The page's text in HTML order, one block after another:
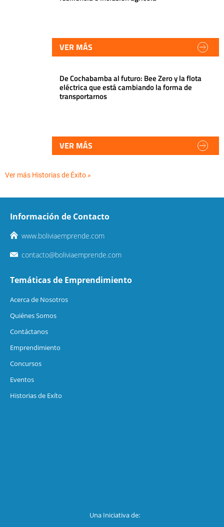
VER MÁS
De Cochabamba al futuro: Bee Zero y la flota
eléctrica que está cambiando la forma de
transportarnos
VER MÁS
Ver más Historias de Éxito »
Información de Contacto
www.boliviaemprende.com
contacto@boliviaemprende.com
Temáticas de Emprendimiento
Acerca de Nosotros
Quiénes Somos
Contáctanos
Emprendimiento
Concursos
Eventos
Historias de Exíto
Una Iniciativa de: